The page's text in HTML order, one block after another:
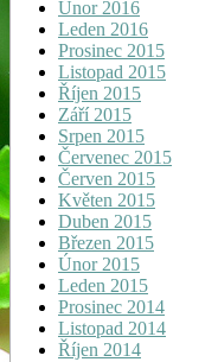
Únor 2016
Leden 2016
Prosinec 2015
Listopad 2015
Říjen 2015
Září 2015
Srpen 2015
Červenec 2015
Červen 2015
Květen 2015
Duben 2015
Březen 2015
Únor 2015
Leden 2015
Prosinec 2014
Listopad 2014
Říjen 2014